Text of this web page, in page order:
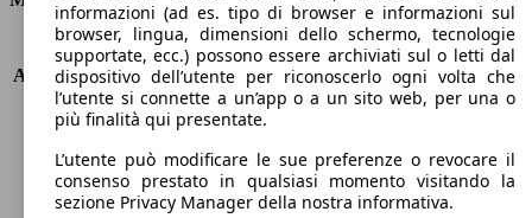
KW (PS)
88 kW (120 PS)
Accelerazione (0-100 km/h)
10.7s
Velocità massima (km/h)
189 km/h
Numero di marce
8
Coppia
300 nm
Cilindrata
1500 ccm
Carburante
Diesel
informazioni (ad es. tipo di browser e informazioni sul
browser, lingua, dimensioni dello schermo, tecnologie
supportate, ecc.) possono essere archiviati sul o letti dal
dispositivo dell’utente per riconoscerlo ogni volta che
l’utente si connette a un’app o a un sito web, per una o
più finalità qui presentate.
L’utente può modificare le sue preferenze o revocare il
consenso prestato in qualsiasi momento visitando la
sezione Privacy Manager della nostra informativa.